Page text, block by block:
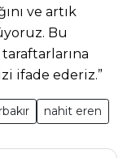
ve artık
Bu
ifade ederiz.”
nahit eren